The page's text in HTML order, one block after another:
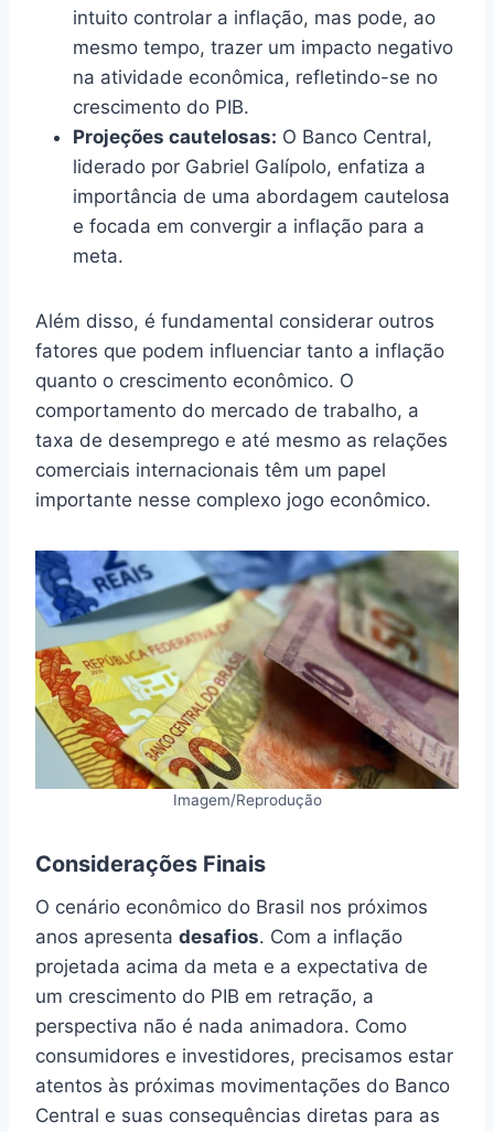
intuito controlar a inflação, mas pode, ao
mesmo tempo, trazer um impacto negativo
na atividade econômica, refletindo-se no
crescimento do PIB.
Projeções cautelosas: O Banco Central,
liderado por Gabriel Galípolo, enfatiza a
importância de uma abordagem cautelosa
e focada em convergir a inflação para a
meta.
Além disso, é fundamental considerar outros
fatores que podem influenciar tanto a inflação
quanto o crescimento econômico. O
comportamento do mercado de trabalho, a
taxa de desemprego e até mesmo as relações
comerciais internacionais têm um papel
importante nesse complexo jogo econômico.
Imagem/Reprodução
Considerações Finais
O cenário econômico do Brasil nos próximos
anos apresenta desafios. Com a inflação
projetada acima da meta e a expectativa de
um crescimento do PIB em retração, a
perspectiva não é nada animadora. Como
consumidores e investidores, precisamos estar
atentos às próximas movimentações do Banco
Central e suas consequências diretas para as